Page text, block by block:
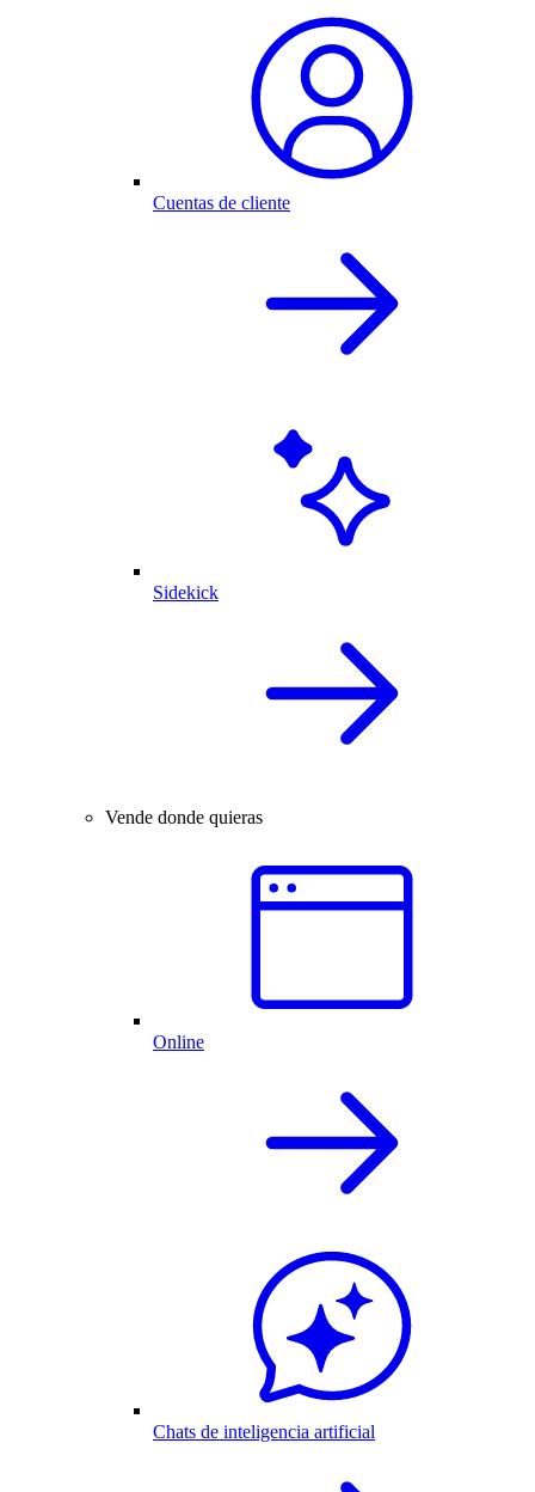
Cuentas de cliente
Sidekick
Vende donde quieras
Online
Chats de inteligencia artificial